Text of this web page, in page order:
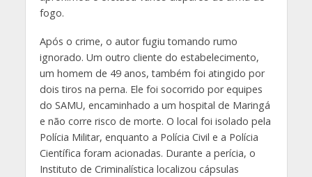
fogo.
Após o crime, o autor fugiu tomando rumo
ignorado. Um outro cliente do estabelecimento,
um homem de 49 anos, também foi atingido por
dois tiros na perna. Ele foi socorrido por equipes
do SAMU, encaminhado a um hospital de Maringá
e não corre risco de morte. O local foi isolado pela
Polícia Militar, enquanto a Polícia Civil e a Polícia
Científica foram acionadas. Durante a perícia, o
Instituto de Criminalística localizou cápsulas